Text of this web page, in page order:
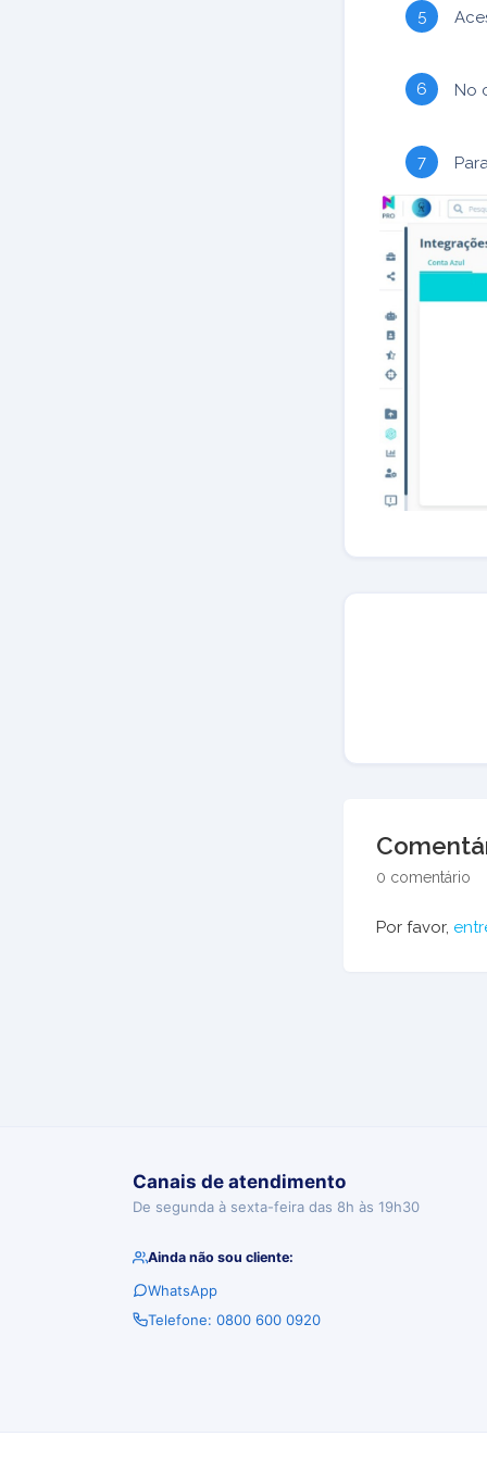
No
0 comentário
Por favor,
Canais de atendimento
De segunda à sexta-feira das 8h às 19h30
Ainda não sou cliente:
WhatsApp
Telefone: 0800 600 0920